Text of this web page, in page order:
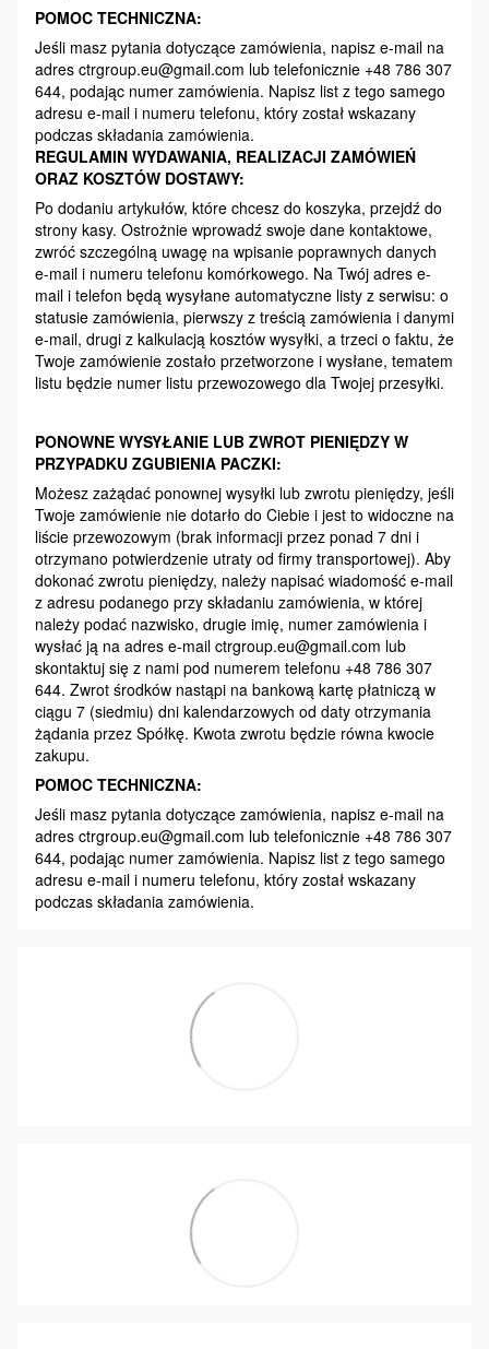
POMOC TECHNICZNA:
Jeśli masz pytania dotyczące zamówienia, napisz e-mail na
adres ctrgroup.eu@gmail.com lub telefonicznie +48 786 307
644, podając numer zamówienia. Napisz list z tego samego
adresu e-mail i numeru telefonu, który został wskazany
podczas składania zamówienia.
REGULAMIN WYDAWANIA, REALIZACJI ZAMÓWIEŃ
ORAZ KOSZTÓW DOSTAWY:
Po dodaniu artykułów, które chcesz do koszyka, przejdź do
strony kasy. Ostrożnie wprowadź swoje dane kontaktowe,
zwróć szczególną uwagę na wpisanie poprawnych danych
e-mail i numeru telefonu komórkowego. Na Twój adres e-
mail i telefon będą wysyłane automatyczne listy z serwisu: o
statusie zamówienia, pierwszy z treścią zamówienia i danymi
e-mail, drugi z kalkulacją kosztów wysyłki, a trzeci o faktu, że
Twoje zamówienie zostało przetworzone i wysłane, tematem
listu będzie numer listu przewozowego dla Twojej przesyłki.
PONOWNE WYSYŁANIE LUB ZWROT PIENIĘDZY W
PRZYPADKU ZGUBIENIA PACZKI:
Możesz zażądać ponownej wysyłki lub zwrotu pieniędzy, jeśli
Twoje zamówienie nie dotarło do Ciebie i jest to widoczne na
liście przewozowym (brak informacji przez ponad 7 dni i
otrzymano potwierdzenie utraty od firmy transportowej). Aby
dokonać zwrotu pieniędzy, należy napisać wiadomość e-mail
z adresu podanego przy składaniu zamówienia, w której
należy podać nazwisko, drugie imię, numer zamówienia i
wysłać ją na adres e-mail ctrgroup.eu@gmail.com lub
skontaktuj się z nami pod numerem telefonu +48 786 307
644. Zwrot środków nastąpi na bankową kartę płatniczą w
ciągu 7 (siedmiu) dni kalendarzowych od daty otrzymania
żądania przez Spółkę. Kwota zwrotu będzie równa kwocie
zakupu.
POMOC TECHNICZNA:
Jeśli masz pytania dotyczące zamówienia, napisz e-mail na
adres ctrgroup.eu@gmail.com lub telefonicznie +48 786 307
644, podając numer zamówienia. Napisz list z tego samego
adresu e-mail i numeru telefonu, który został wskazany
podczas składania zamówienia.